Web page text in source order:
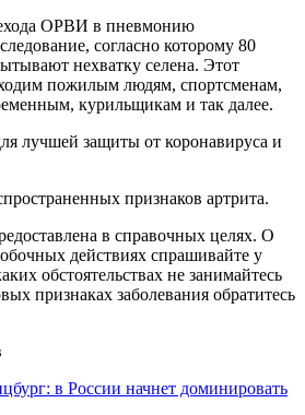
ОРВИ в пневмонию
согласно которому 80
нехватку селена. Этот
пожилым людям, спортсменам,
курильщикам и так далее.
лучшей защиты от коронавируса и
признаков артрита.
в справочных целях. О
действиях спрашивайте у
обстоятельствах не занимайтесь
признаках заболевания обратитесь
в России начнет доминировать